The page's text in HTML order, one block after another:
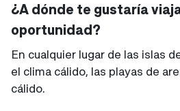
¿A dónde te gustaría
oportunidad?
En cualquier lugar de las islas
el clima cálido, las playas de
cálido.